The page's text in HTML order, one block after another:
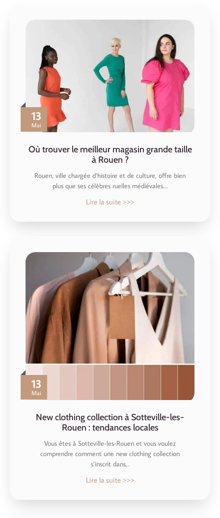
13
Mai
Où trouver le meilleur magasin grande taille
à Rouen ?
Rouen, ville chargée d’histoire et de culture, offre bien
plus que ses célèbres ruelles médiévales.…
Lire la suite >>>
13
Mai
New clothing collection à Sotteville-les-
Rouen : tendances locales
Vous êtes à Sotteville-les-Rouen et vous voulez
comprendre comment une new clothing collection
s’inscrit dans…
Lire la suite >>>